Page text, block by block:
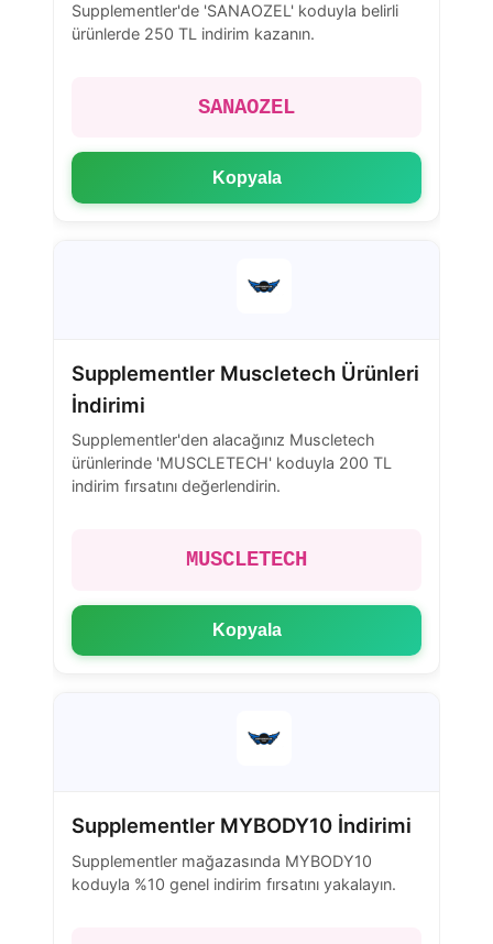
Supplementler'de 'SANAOZEL' koduyla belirli
ürünlerde 250 TL indirim kazanın.
SANAOZEL
Kopyala
Supplementler Muscletech Ürünleri
İndirimi
Supplementler'den alacağınız Muscletech
ürünlerinde 'MUSCLETECH' koduyla 200 TL
indirim fırsatını değerlendirin.
MUSCLETECH
Kopyala
Supplementler MYBODY10 İndirimi
Supplementler mağazasında MYBODY10
koduyla %10 genel indirim fırsatını yakalayın.